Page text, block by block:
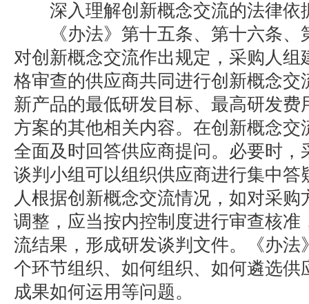
深入理解创新概念交流的法律依
《办法》第十五条、第十六条、
对创新概念交流作出规定，采购人组
格审查的供应商共同进行创新概念交
新产品的最低研发目标、最高研发费
方案的其他相关内容。在创新概念交
全面及时回答供应商提问。必要时，
谈判小组可以组织供应商进行集中答
人根据创新概念交流情况，如对采
调整，应当按内控制度进行审查核准
流结果，形成研发谈判文件。《办法
个环节组织、如何组织、如何遴选供
成果如何运用等问题。